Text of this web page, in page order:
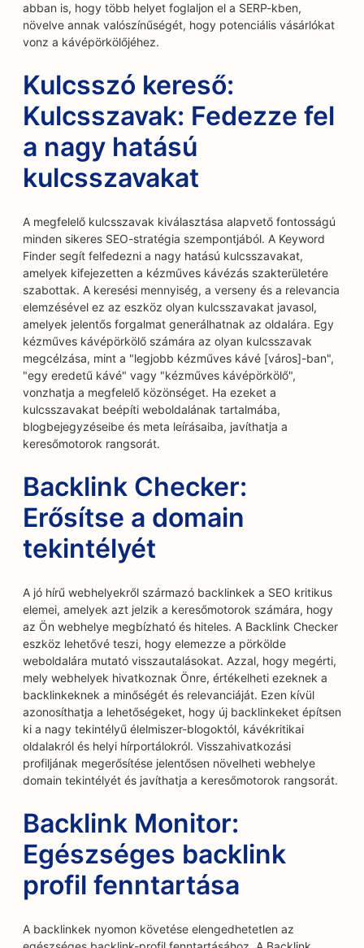
abban is, hogy több helyet foglaljon el a SERP-kben,
növelve annak valószínűségét, hogy potenciális vásárlókat
vonz a kávépörkölőjéhez.
Kulcsszó kereső:
Kulcsszavak: Fedezze fel
a nagy hatású
kulcsszavakat
A megfelelő kulcsszavak kiválasztása alapvető fontosságú
minden sikeres SEO-stratégia szempontjából. A Keyword
Finder segít felfedezni a nagy hatású kulcsszavakat,
amelyek kifejezetten a kézműves kávézás szakterületére
szabottak. A keresési mennyiség, a verseny és a relevancia
elemzésével ez az eszköz olyan kulcsszavakat javasol,
amelyek jelentős forgalmat generálhatnak az oldalára. Egy
kézműves kávépörkölő számára az olyan kulcsszavak
megcélzása, mint a "legjobb kézműves kávé [város]-ban",
"egy eredetű kávé" vagy "kézműves kávépörkölő",
vonzhatja a megfelelő közönséget. Ha ezeket a
kulcsszavakat beépíti weboldalának tartalmába,
blogbejegyzéseibe és meta leírásaiba, javíthatja a
keresőmotorok rangsorát.
Backlink Checker:
Erősítse a domain
tekintélyét
A jó hírű webhelyekről származó backlinkek a SEO kritikus
elemei, amelyek azt jelzik a keresőmotorok számára, hogy
az Ön webhelye megbízható és hiteles. A Backlink Checker
eszköz lehetővé teszi, hogy elemezze a pörkölde
weboldalára mutató visszautalásokat. Azzal, hogy megérti,
mely webhelyek hivatkoznak Önre, értékelheti ezeknek a
backlinkeknek a minőségét és relevanciáját. Ezen kívül
azonosíthatja a lehetőségeket, hogy új backlinkeket építsen
ki a nagy tekintélyű élelmiszer-blogoktól, kávékritikai
oldalakról és helyi hírportálokról. Visszahivatkozási
profiljának megerősítése jelentősen növelheti webhelye
domain tekintélyét és javíthatja a keresőmotorok rangsorát.
Backlink Monitor:
Egészséges backlink
profil fenntartása
A backlinkek nyomon követése elengedhetetlen az